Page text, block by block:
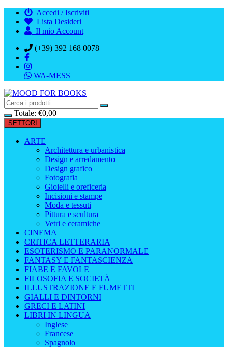
contenuto
Accedi / Iscriviti
Lista Desideri
Il mio Account
(+39) 392 168 0078
WA-MESS
Totale: €0,00
SETTORI
ARTE
Architettura e urbanistica
Design e arredamento
Design grafico
Fotografia
Gioielli e oreficeria
Incisioni e stampe
Moda e tessuti
Pittura e scultura
Vetri e ceramiche
CINEMA
CRITICA LETTERARIA
ESOTERISMO E PARANORMALE
FANTASY E FANTASCIENZA
FIABE E FAVOLE
FILOSOFIA E SOCIETÀ
ILLUSTRAZIONE E FUMETTI
GIALLI E DINTORNI
GRECI E LATINI
LIBRI IN LINGUA
Inglese
Francese
Spagnolo